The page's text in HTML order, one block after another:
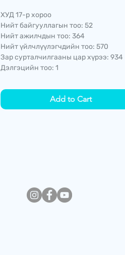
ХУД 17-р хороо
Нийт байгууллагын тоо: 52
Нийт ажилчдын тоо: 364
Нийт үйлчлүүлэгчдийн тоо: 570
Зар сурталчилгааны цар хүрээ: 934
Дэлгэцийн тоо: 1
Add to Cart